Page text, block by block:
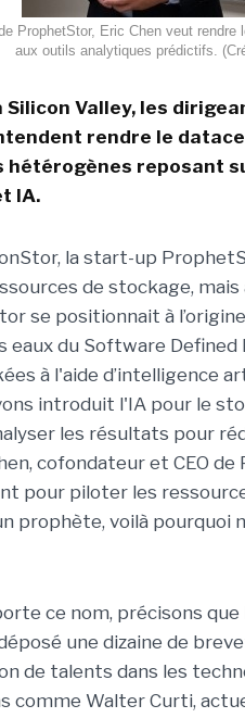
ProphetStor, Eric Chen veut
aux outils analytiques prédictifs.
Valley, les
rendre le
hétérogènes reposant
IA.
la start-up
de stockage,
se positionnait à
du Software Defined
à l'aide d’intelligence
introduit l'IA pour le
les résultats pour
cofondateur et CEO
pour piloter les
prophète, voilà
ce nom, précisons
une dizaine de
de talents dans les
comme Walter Curti,